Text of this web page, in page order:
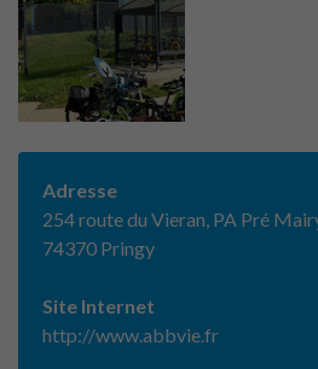
Adresse
254 route du Vieran, PA Pré
74370 Pringy
Site Internet
http://www.abbvie.fr